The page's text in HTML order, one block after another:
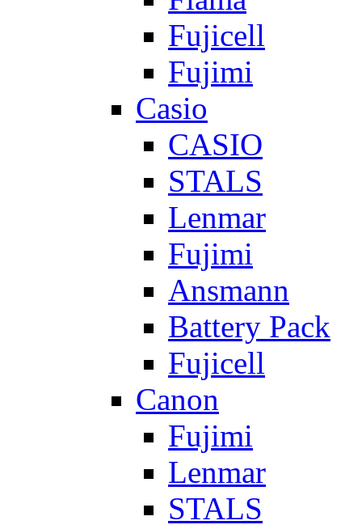
Fujicell
Fujimi
Casio
CASIO
STALS
Lenmar
Fujimi
Ansmann
Battery Pack
Fujicell
Canon
Fujimi
Lenmar
STALS